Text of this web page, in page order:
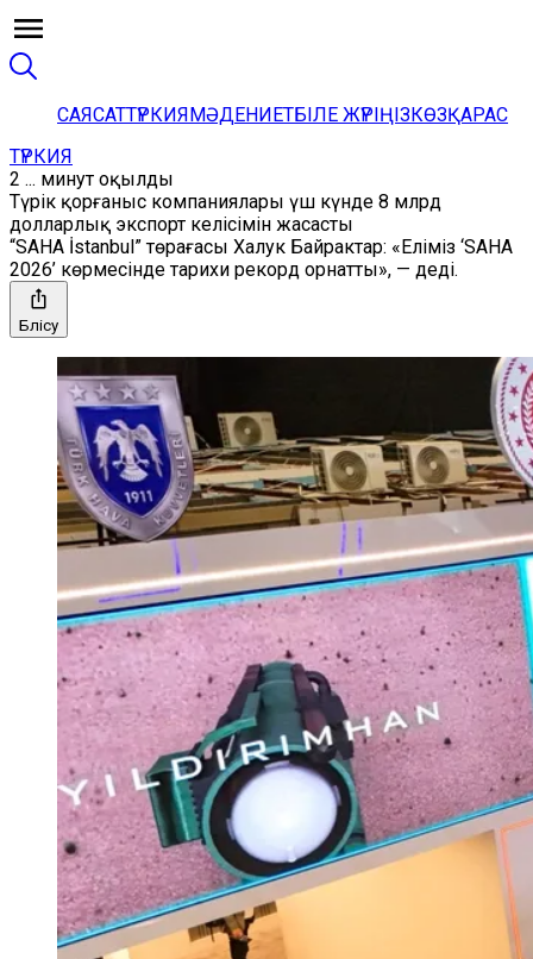
САЯСАТТҮРКИЯМӘДЕНИЕТБІЛЕ ЖҮРІҢІЗКӨЗҚАРАС
ТҮРКИЯ
2 ... минут оқылды
Түрік қорғаныс компаниялары үш күнде 8 млрд
долларлық экспорт келісімін жасасты
“SAHA İstanbul” төрағасы Халук Байрактар: «Еліміз ‘SAHA
2026’ көрмесінде тарихи рекорд орнатты», — деді.
Бөлісу